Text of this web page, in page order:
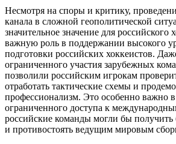
Несмотря на споры и критику,
канала в сложной геополитической
значительное значение для российского
важную роль в поддержании высокого
подготовки российских хоккеистов.
ограниченного участия зарубежных
позволили российским игрокам
отработать тактические схемы и
профессионализм. Это особенно важно
ограниченного доступа к
российские команды могли бы
и противостоять ведущим мировым